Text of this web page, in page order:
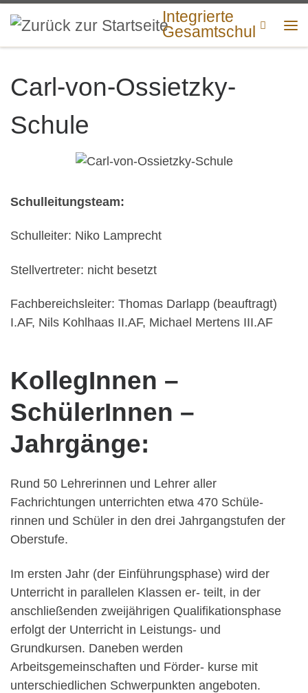
Zum Inhalt springen
Integrierte
Gesamtschulen
Search
Carl-von-Ossietzky-
Schule
Schulleitungsteam:
Schulleiter: Niko Lamprecht
Stellvertreter: nicht besetzt
Fachbereichsleiter: Thomas Darlapp (beauftragt)
I.AF, Nils Kohlhaas II.AF, Michael Mertens III.AF
KollegInnen –
SchülerInnen –
Jahrgänge:
Rund 50 Lehrerinnen und Lehrer aller
Fachrichtungen unterrichten etwa 470 Schüle-
rinnen und Schüler in den drei Jahrgangstufen der
Oberstufe.
Im ersten Jahr (der Einführungsphase) wird der
Unterricht in parallelen Klassen er- teilt, in der
anschließenden zweijährigen Qualifikationsphase
erfolgt der Unterricht in Leistungs- und
Grundkursen. Daneben werden
Arbeitsgemeinschaften und Förder- kurse mit
unterschiedlichen Schwerpunkten angeboten.